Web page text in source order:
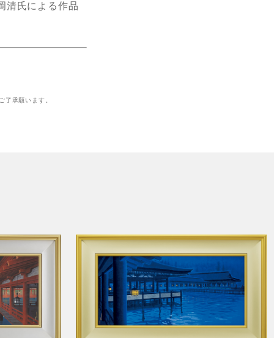
清氏による作品
了承願います。